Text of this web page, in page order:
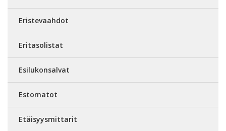
Eristevaahdot
Eritasolistat
Esilukonsalvat
Estomatot
Etäisyysmittarit